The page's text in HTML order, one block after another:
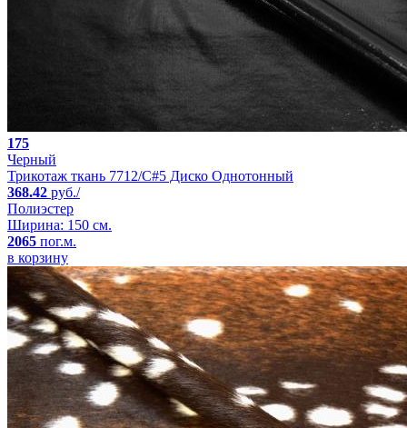
175
Черный
Трикотаж ткань 7712/C#5 Диско Однотонный
368.42 руб./
Полиэстер
Ширина: 150 см.
2065 пог.м.
в корзину